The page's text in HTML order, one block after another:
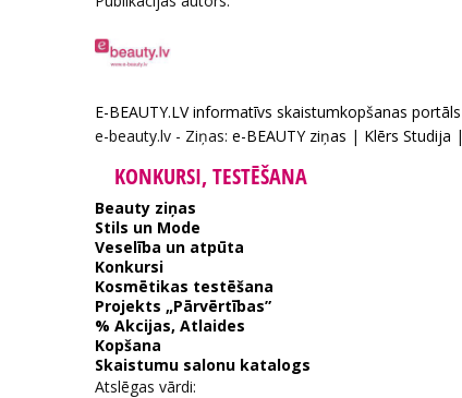
E-BEAUTY.LV informatīvs skaistumkopšanas portāls
e-beauty.lv - Ziņas: e-BEAUTY ziņas | Klērs Studija |
KONKURSI, TESTĒŠANA
Beauty ziņas
Stils un Mode
Veselība un atpūta
Konkursi
Kosmētikas testēšana
Projekts „Pārvērtības”
% Akcijas, Atlaides
Kopšana
Skaistumu salonu katalogs
Atslēgas vārdi: